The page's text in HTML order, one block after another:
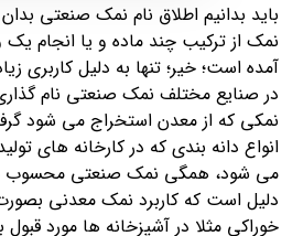
باید بدانیم اطلاق نام نمک صنعتی
نمک از ترکیب چند ماده و یا انجام
آمده است؛ خیر؛ تنها به دلیل
در صنایع مختلف نمک صنعتی نام
نمکی که از معدن استخراج می شود
انواع دانه بندی که در کارخانه های
می شود، همگی نمک صنعتی محسوب
دلیل است که کاربرد نمک معدنی
خوراکی مثلا در آشپزخانه ها مورد